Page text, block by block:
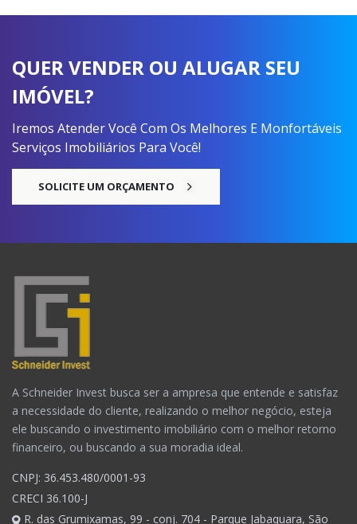
QUER VENDER OU ALUGAR SEU
IMÓVEL?
Iremos Atender Você Com Os Melhores E Monfortáveis
Serviços Imobiliários Para Você!
SOLICITE UM ORÇAMENTO
A Schneider Invest busca ser a ampresa que entende e satisfaz
a necessidade do cliente, realizando o melhor negócio, esteja
ele buscando o investimento imobiliário com o melhor retorno
financeiro, ou buscando a sua moradia ideal.
CNPJ: 36.453.480/0001-93
CRECI 36.100-J
R. das Grumixamas, 99 - conj. 704 - Parque Jabaquara, São